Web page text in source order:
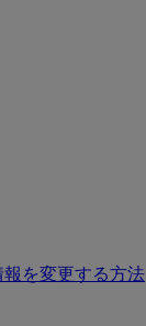
を変更する方法